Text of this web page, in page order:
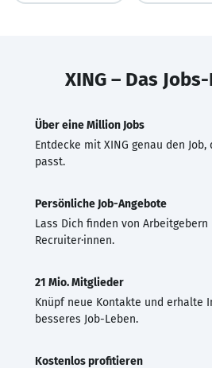
XING – Das
Über eine Million Jobs
Entdecke mit XING genau den
passt.
Persönliche Job-Angebote
Lass Dich finden von Arbeitgebern
Recruiter·innen.
21 Mio. Mitglieder
Knüpf neue Kontakte und erhalte
besseres Job-Leben.
Kostenlos profitieren